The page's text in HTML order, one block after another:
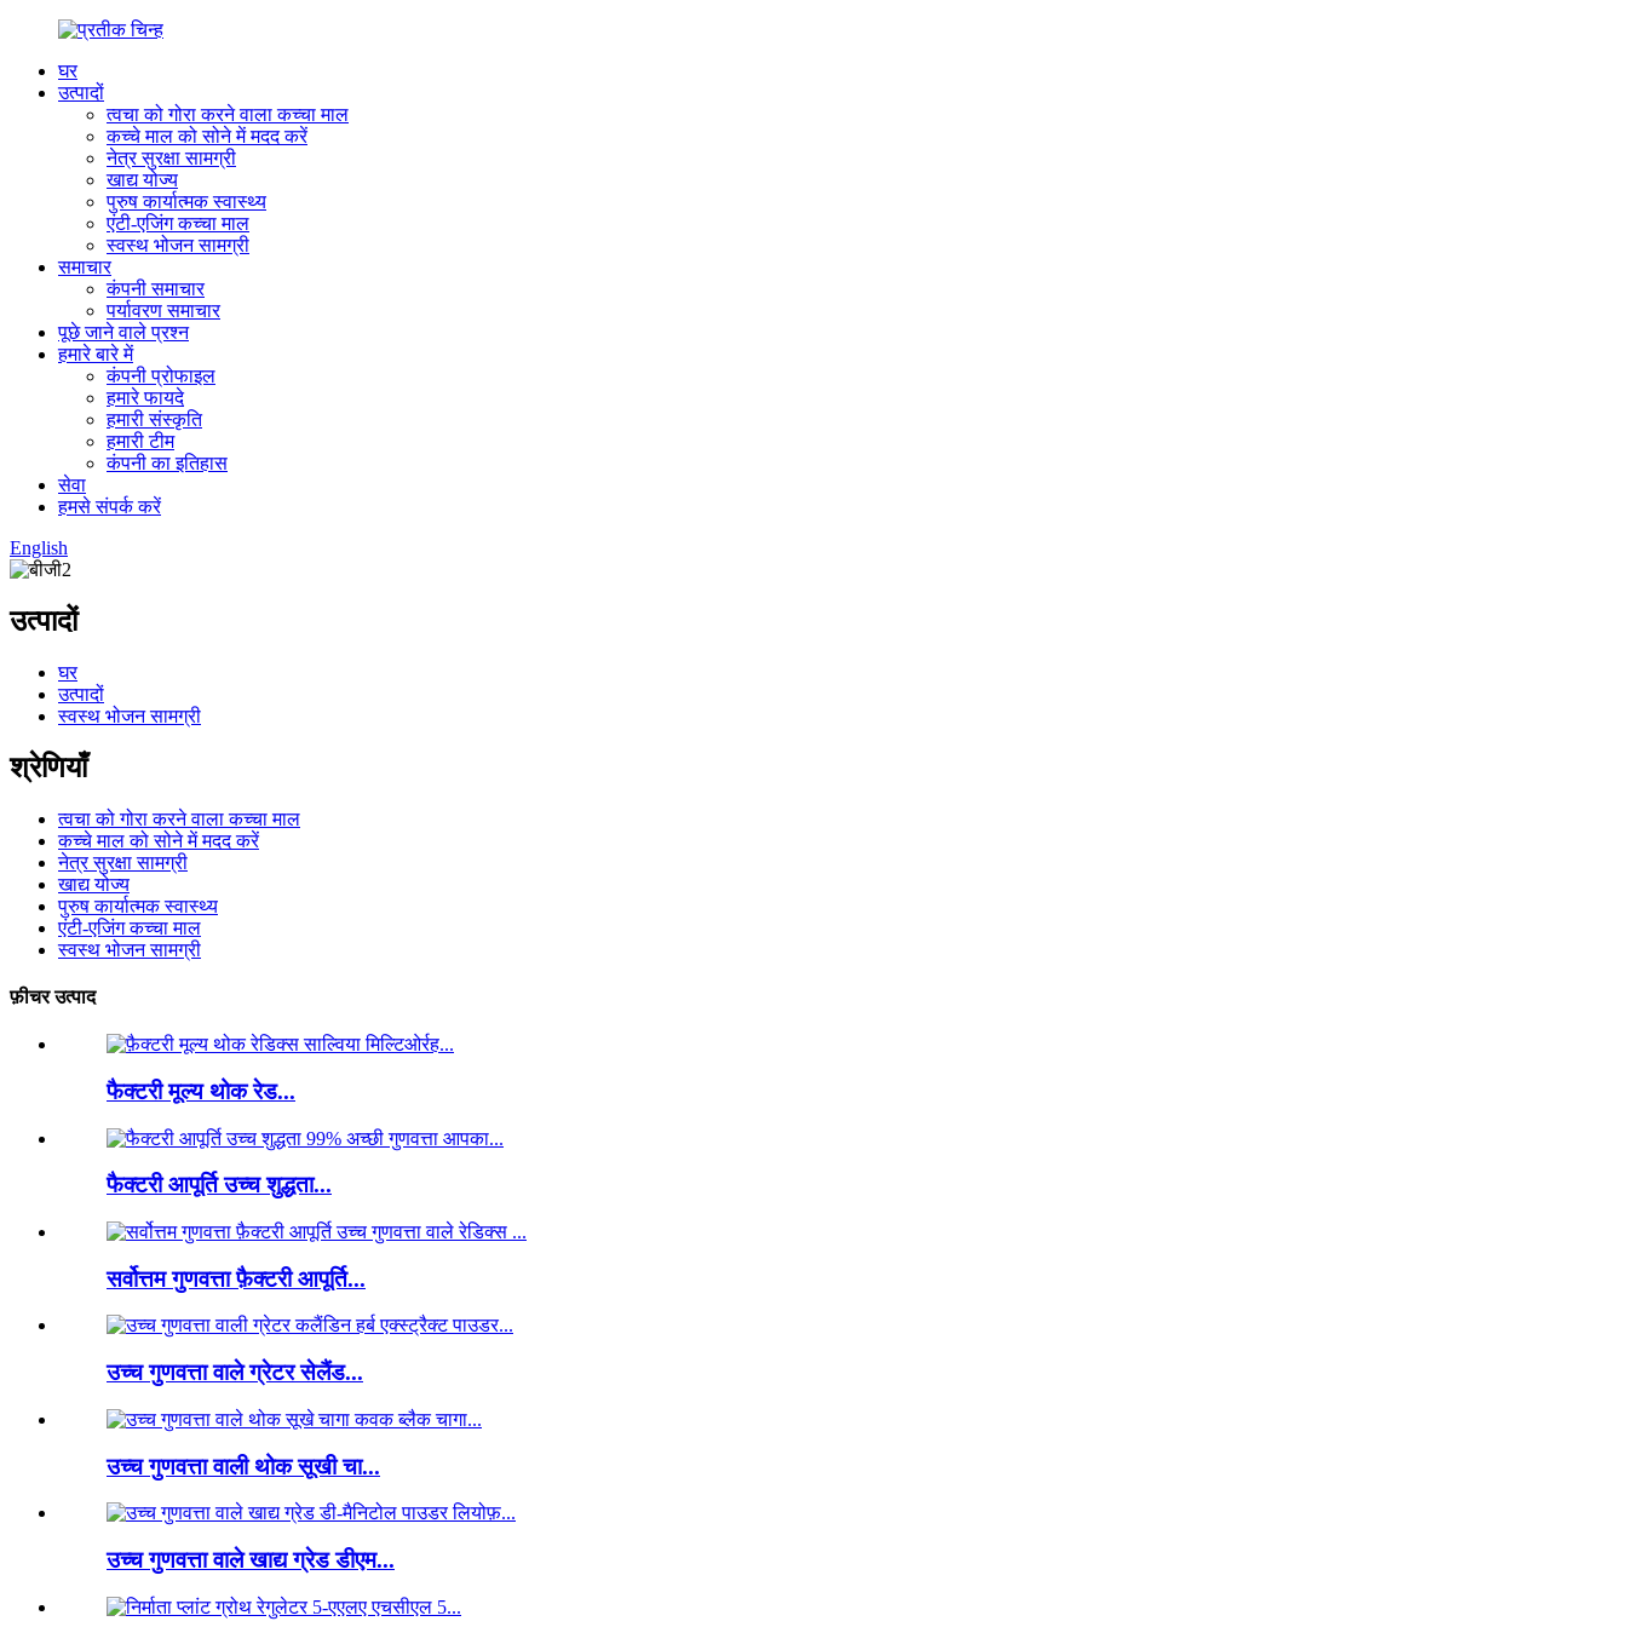
घर
उत्पादों
त्वचा को गोरा करने वाला कच्चा माल
कच्चे माल को सोने में मदद करें
नेत्र सुरक्षा सामग्री
खाद्य योज्य
पुरुष कार्यात्मक स्वास्थ्य
एंटी-एजिंग कच्चा माल
स्वस्थ भोजन सामग्री
समाचार
कंपनी समाचार
पर्यावरण समाचार
पूछे जाने वाले प्रश्न
हमारे बारे में
कंपनी प्रोफाइल
हमारे फायदे
हमारी संस्कृति
हमारी टीम
कंपनी का इतिहास
सेवा
हमसे संपर्क करें
English
उत्पादों
घर
उत्पादों
स्वस्थ भोजन सामग्री
श्रेणियाँ
त्वचा को गोरा करने वाला कच्चा माल
कच्चे माल को सोने में मदद करें
नेत्र सुरक्षा सामग्री
खाद्य योज्य
पुरुष कार्यात्मक स्वास्थ्य
एंटी-एजिंग कच्चा माल
स्वस्थ भोजन सामग्री
फ़ीचर उत्पाद
फैक्टरी मूल्य थोक रेड...
फैक्टरी आपूर्ति उच्च शुद्धता...
सर्वोत्तम गुणवत्ता फ़ैक्टरी आपूर्ति...
उच्च गुणवत्ता वाले ग्रेटर सेलैंड...
उच्च गुणवत्ता वाली थोक सूखी चा...
उच्च गुणवत्ता वाले खाद्य ग्रेड डीएम...